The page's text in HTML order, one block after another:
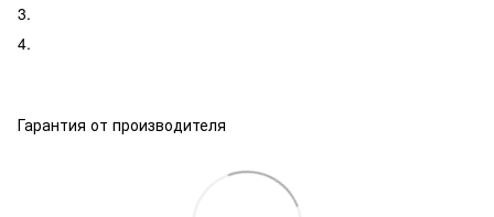
3.
4.
Гарантия от производителя